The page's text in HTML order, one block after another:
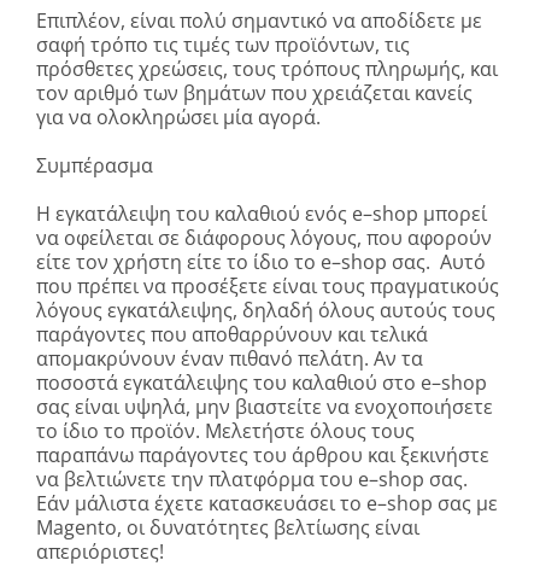
Επιπλέον, είναι πολύ σημαντικό να αποδίδετε με
σαφή τρόπο τις τιμές των προϊόντων, τις
πρόσθετες χρεώσεις, τους τρόπους πληρωμής, και
τον αριθμό των βημάτων που χρειάζεται κανείς
για να ολοκληρώσει μία αγορά.
Συμπέρασμα
Η εγκατάλειψη του καλαθιού ενός e–shop μπορεί
να οφείλεται σε διάφορους λόγους, που αφορούν
είτε τον χρήστη είτε το ίδιο τo e–shop σας. Αυτό
που πρέπει να προσέξετε είναι τους πραγματικούς
λόγους εγκατάλειψης, δηλαδή όλους αυτούς τους
παράγοντες που αποθαρρύνουν και τελικά
απομακρύνουν έναν πιθανό πελάτη. Αν τα
ποσοστά εγκατάλειψης του καλαθιού στο e–shop
σας είναι υψηλά, μην βιαστείτε να ενοχοποιήσετε
το ίδιο το προϊόν. Μελετήστε όλους τους
παραπάνω παράγοντες του άρθρου και ξεκινήστε
να βελτιώνετε την πλατφόρμα του e–shop σας.
Εάν μάλιστα έχετε κατασκευάσει το e–shop σας με
Magento, οι δυνατότητες βελτίωσης είναι
απεριόριστες!